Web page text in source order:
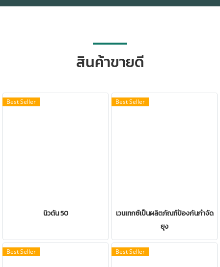
สินค้าขายดี
Best Seller
นิวตัน 50
Best Seller
เวนเทกซ์เป็นผลิตภัณฑ์ป้องกันกำจัด
ยุง
Best Seller Best Seller